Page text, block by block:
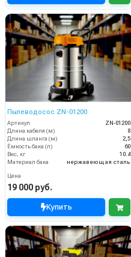
Пылеводосос ZN-01200
Артикул
ZN-01200
Длина кабеля (м)
8
Длина шланга (м)
2,5
Ёмкость бака (л)
60
Вес, кг
10.4
Материал бака
нержавеющая сталь
Цена
19 000 руб.
Купить